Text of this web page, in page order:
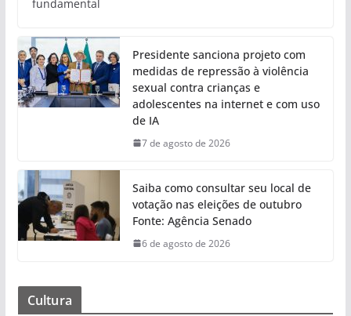
fundamental
Presidente sanciona projeto com
medidas de repressão à violência
sexual contra crianças e
adolescentes na internet e com uso
de IA
7 de agosto de 2026
Saiba como consultar seu local de
votação nas eleições de outubro
Fonte: Agência Senado
6 de agosto de 2026
Cultura